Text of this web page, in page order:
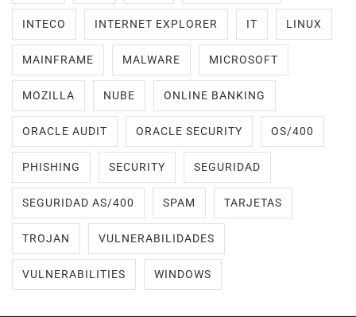
INTECO INTERNET EXPLORER IT LINUX
MAINFRAME MALWARE MICROSOFT
MOZILLA NUBE ONLINE BANKING
ORACLE AUDIT ORACLE SECURITY OS/400
PHISHING SECURITY SEGURIDAD
SEGURIDAD AS/400 SPAM TARJETAS
TROJAN VULNERABILIDADES
VULNERABILITIES WINDOWS